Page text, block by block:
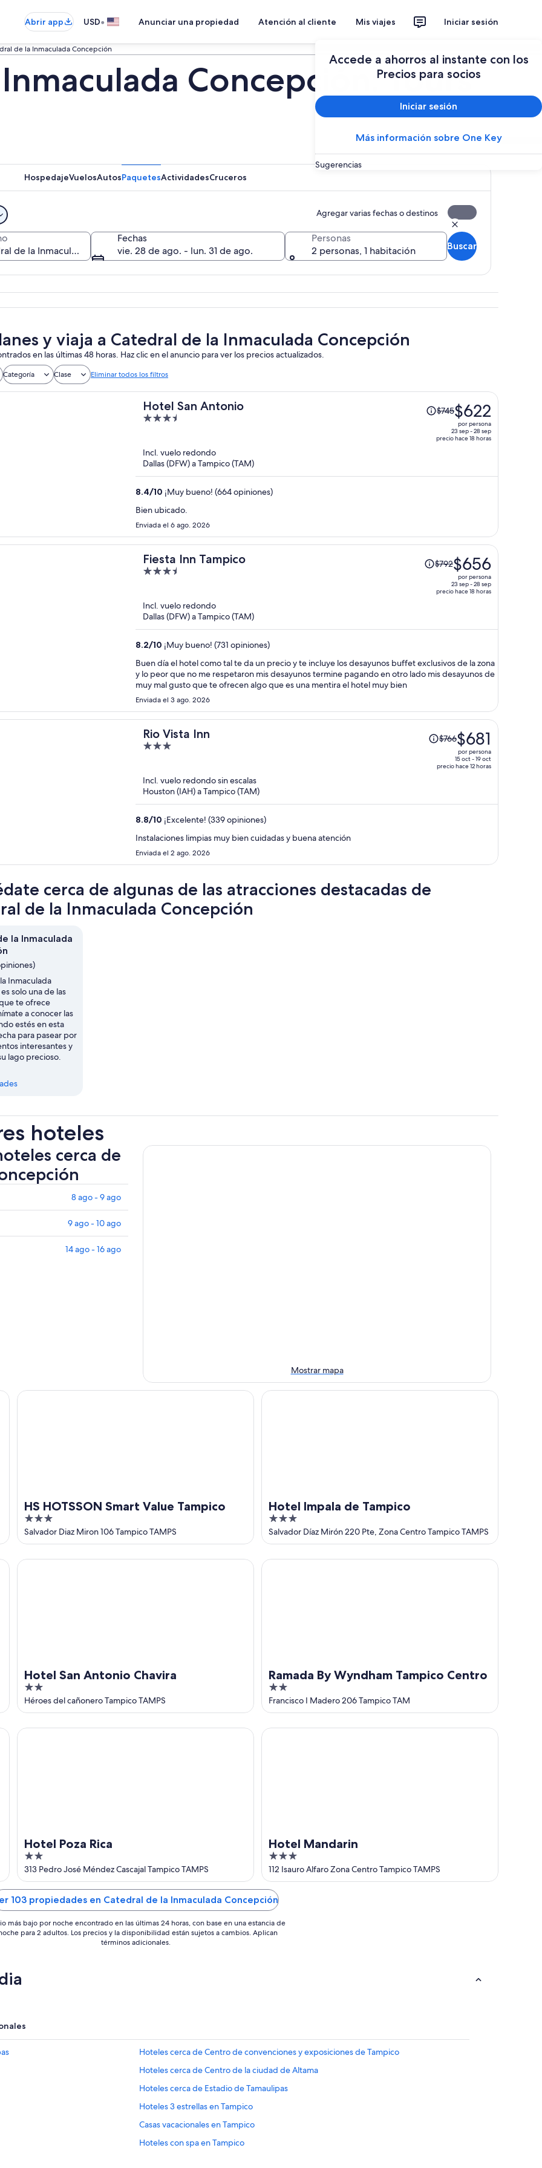
Abrir app USD• Anunciar una propiedad Atención al cliente Mis viajes Iniciar sesión
Accede a ahorros al instante con los
Precios para socios
Iniciar sesión
Más información sobre One Key
Sugerencias
de la Inmaculada Concepción
Concepción: Tours
HospedajeVuelosAutosPaquetesActividadesCruceros
Agregar varias fechas o destinos
Fechas
vie. 28 de ago. - lun. 31 de ago.
Personas
2 personas, 1 habitación
Buscar
y viaja a Catedral de la Inmaculada Concepción
en las últimas 48 horas. Haz clic en el anuncio para ver los precios actualizados.
Categoría Clase Eliminar todos los filtros
Hotel San Antonio
3.5
5
El
precio
de
ahora
persona
$745$622
por persona
23 sep - 28 sep
precio hace 18 horas
Incl. vuelo redondo
Dallas (DFW) a Tampico (TAM)
8.4/10 ¡Muy bueno! (664 opiniones)
Bien ubicado.
Enviada el 6 ago. 2026
Fiesta Inn Tampico
3.5
5
El
precio
ahora
de
$656
$792$656
por persona
23 sep - 28 sep
precio hace 18 horas
Incl. vuelo redondo
Dallas (DFW) a Tampico (TAM)
8.2/10 ¡Muy bueno! (731 opiniones)
Buen día el hotel como tal te da un precio y te incluye los desayunos buffet exclusivos de la zona
y lo peor que no me respetaron mis desayunos termine pagando en otro lado mis desayunos de
muy mal gusto que te ofrecen algo que es una mentira el hotel muy bien
Enviada el 3 ago. 2026
Rio Vista Inn
3
5
El
precio
de
ahora
$766$681
por persona
15 oct - 19 oct
precio hace 12 horas
Incl. vuelo redondo sin escalas
Houston (IAH) a Tampico (TAM)
8.8/10 ¡Excelente! (339 opiniones)
Instalaciones limpias muy bien cuidadas y buena atención
Enviada el 2 ago. 2026
cerca de algunas de las atracciones destacadas de
de la Inmaculada Concepción
la Inmaculada
Inmaculada
solo una de las
te ofrece
a conocer las
estés en esta
para pasear por
interesantes y
lago precioso.
hoteles
cerca de
8 ago - 9 ago
9 ago - 10 ago
14 ago - 16 ago
Mostrar mapa
HS HOTSSON Smart Value Tampico
3
out
of
5
Salvador Diaz Miron 106 Tampico TAMPS
HS HOTSSON Smart Value Tampico
Hotel Impala de Tampico
3
out
of
5
Salvador Díaz Mirón 220 Pte, Zona Centro Tampico TAMPS
Hotel Impala de Tampico
Hotel San Antonio Chavira
2
out
of
5
Héroes del cañonero Tampico TAMPS
Hotel San Antonio Chavira
Ramada By Wyndham Tampico Centro
2
out
of
5
Francisco I Madero 206 Tampico TAM
Ramada By Wyndham Tampico Centro
Hotel Poza Rica
2
out
of
5
313 Pedro José Méndez Cascajal Tampico TAMPS
Hotel Poza Rica
Hotel Mandarin
3
out
of
5
112 Isauro Alfaro Zona Centro Tampico TAMPS
Hotel Mandarin
103 propiedades en Catedral de la Inmaculada Concepción
más bajo por noche encontrado en las últimas 24 horas, con base en una estancia de
para 2 adultos. Los precios y la disponibilidad están sujetos a cambios. Aplican
términos adicionales.
Hoteles cerca de Centro de convenciones y exposiciones de Tampico
Hoteles cerca de Centro de la ciudad de Altama
Hoteles cerca de Estadio de Tamaulipas
Hoteles 3 estrellas en Tampico
Casas vacacionales en Tampico
Hoteles con spa en Tampico